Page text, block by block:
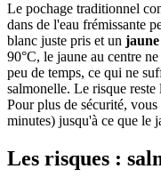
Le pochage traditionnel
dans de l'eau frémissante
blanc juste pris et un
90°C, le jaune au centre
peu de temps, ce qui ne
salmonelle. Le risque
Pour plus de sécurité,
minutes) jusqu'à ce que le
Les risques :